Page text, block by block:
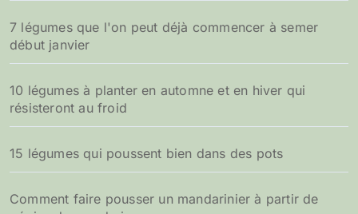
7 légumes que l'on peut déjà commencer à semer
début janvier
10 légumes à planter en automne et en hiver qui
résisteront au froid
15 légumes qui poussent bien dans des pots
Comment faire pousser un mandarinier à partir de